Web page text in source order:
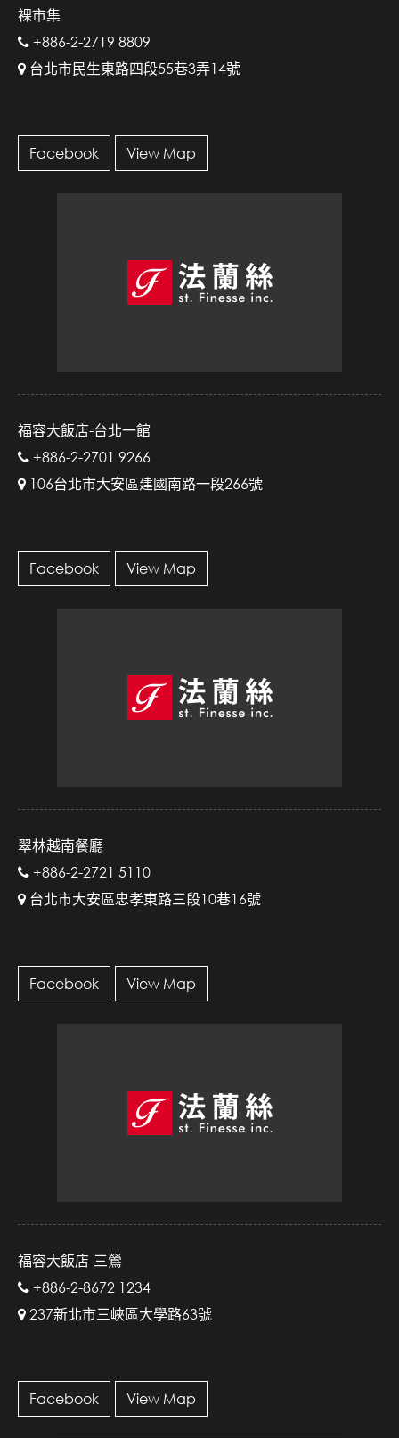
裸市集
+886-2-2719 8809
台北市民生東路四段55巷3弄14號
Facebook View Map
福容大飯店-台北一館
+886-2-2701 9266
106台北市大安區建國南路一段266號
Facebook View Map
翠林越南餐廳
+886-2-2721 5110
台北市大安區忠孝東路三段10巷16號
Facebook View Map
福容大飯店-三鶯
+886-2-8672 1234
237新北市三峽區大學路63號
Facebook View Map